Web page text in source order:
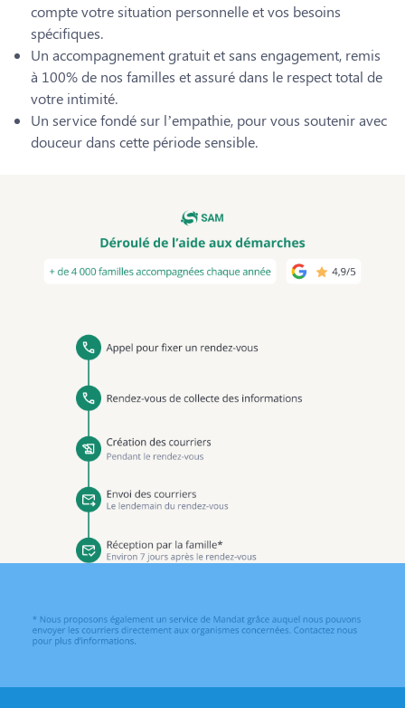
compte votre situation personnelle et vos besoins
spécifiques.
Un accompagnement gratuit et sans engagement, remis
à 100% de nos familles et assuré dans le respect total de
votre intimité.
Un service fondé sur l’empathie, pour vous soutenir avec
douceur dans cette période sensible.